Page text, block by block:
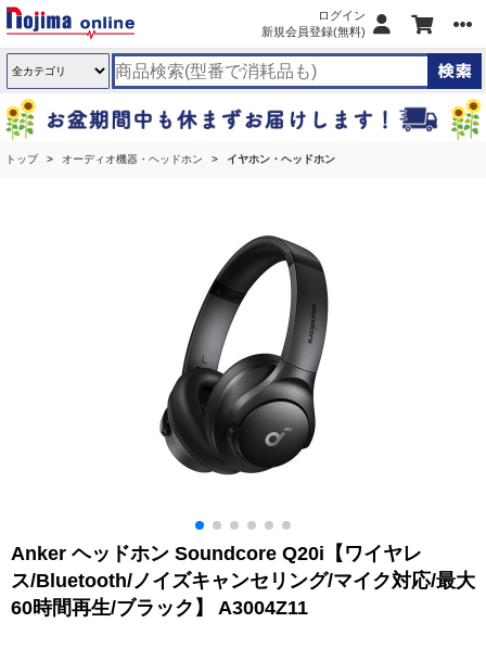
ログイン
新規会員登録(無料)
トップ オーディオ機器・ヘッドホン イヤホン・ヘッドホン
Anker ヘッドホン Soundcore Q20i【ワイヤレ
ス/Bluetooth/ノイズキャンセリング/マイク対応/最大
60時間再生/ブラック】 A3004Z11